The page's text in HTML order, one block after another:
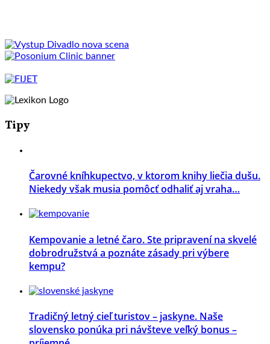
Tipy
Čarovné kníhkupectvo, v ktorom knihy liečia dušu.
Niekedy však musia pomôcť odhaliť aj vraha…
Kempovanie a letné čaro. Ste pripravení na skvelé
dobrodružstvá a poznáte zásady pri výbere
kempu?
Tradičný letný cieľ turistov – jaskyne. Naše
slovensko ponúka pri návšteve veľký bonus –